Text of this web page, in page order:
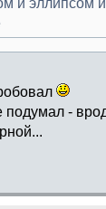
подумал -